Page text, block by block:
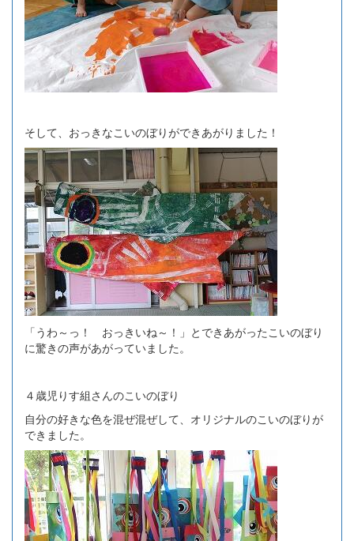
そして、おっきなこいのぼりができあがりました！
「うわ～っ！ おっきいね～！」とできあがったこいのぼり
に驚きの声があがっていました。
４歳児りす組さんのこいのぼり
自分の好きな色を混ぜ混ぜして、オリジナルのこいのぼりが
できました。